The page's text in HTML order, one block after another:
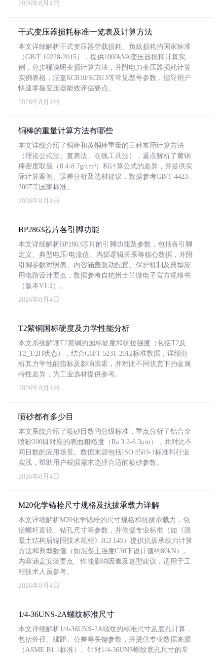
2026年8月4日
干式变压器损耗标准一览表及计算方法
本文详细解析干式变压器空载损耗、负载损耗的国家标准
（GB/T 10228-2015），提供1000kVA变压器损耗计算实
例，分步骤说明变损计算方法，并附电力变压器损耗计算
实例表格，涵盖SCB10/SCB13等常见型号参数，指导用户
快速掌握变压器能效评估要点。
2026年8月4日
铜棒的重量计算方法有哪些
本文详细介绍了铜棒和黄铜棒重量的三种常用计算方法
（理论公式法、查表法、在线工具法），重点解析了黄铜
棒密度取值（8.4-8.7g/cm³）和计算公式的差异，并提供实
际计算案例、误差分析及选材建议，数据参考GB/T 4423-
2007等国家标准。
2026年8月4日
BP2863芯片各引脚功能
本文详细解析BP2863芯片的引脚功能及参数，包括各引脚
定义、典型电压/电流值、内部逻辑关系等核心数据，并附
引脚参数对照表。内容涵盖驱动配置、保护机制及典型应
用电路设计要点，数据参考自杭州士兰微电子官方规格书
（版本V1.2）。
2026年8月4日
T2紫铜国标硬度及力学性能分析
本文系统解读T2紫铜的国标硬度和抗拉强度（包括T2及
T2_1/2H状态），结合GB/T 5231-2012标准数据，详细分
析其力学性能指标及影响因素，并对比不同状态下的金属
特性差异，为工业选材提供参考。
2026年8月4日
喷砂都有多少目
本文系统介绍了喷砂目数的分级标准，重点分析了铝合金
喷砂200目对应的表面粗糙度（Ra 3.2-6.3μm），并对比不
同目数的应用场景。数据来源包括ISO 8503-1标准和行业
实践，帮助用户根据需求选择合适的喷砂参数。
2026年8月4日
M20化学锚栓尺寸规格及抗拔承载力详解
本文详细解析M20化学锚栓的尺寸规格和抗拔承载力，包
括螺杆直径、钻孔尺寸等参数，并依据专业标准（如《混
凝土结构后锚固技术规程》JGJ 145）提供抗拔承载力计算
方法和典型数值（如混凝土强度C30下设计值约80kN）。
内容涵盖安装要点、性能影响因素及选型建议，适用于工
程技术人员参考。
2026年8月4日
1/4-36UNS-2A螺纹标准尺寸
本文详细解析1/4-36UNS-2A螺纹的标准尺寸及底孔计算，
包括外径、螺距、公差等关键参数，并提供专业数据来源
（ASME B1.1标准）。针对1/4-36UNS螺纹底孔尺寸的常